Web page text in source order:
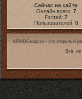
Сейчас на сайте:
Онлайн всего: 7
Гостей: 7
Пользователей: 0
ARMDGroup.ru - это открытый
Все, не